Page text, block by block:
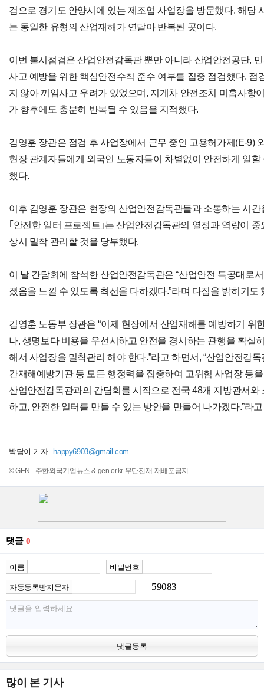
검으로 경기도 안양시에 있는 제조업 사업장을 방문했다. 해당
는 동일한 유형의 산업재해가 연달아 반복된 곳이다.
이번 불시점검은 산업안전감독관 뿐만 아니라 산업안전공단,
사고 예방을 위한 핵심안전수칙 준수 여부를 집중 점검했다. 점
지 않아 끼임사고 우려가 있었으며, 지게차 안전조치 미흡사항
가 향후에도 충분히 반복될 수 있음을 지적했다.
김영훈 장관은 점검 후 사업장에서 근무 중인 고용허가제(E-9)
현장 관계자들에게 외국인 노동자들이 차별없이 안전하게 일
했다.
이후 김영훈 장관은 현장의 산업안전감독관들과 소통하는 시
｢안전한 일터 프로젝트｣는 산업안전감독관의 열정과 역량이
상시 밀착 관리할 것을 당부했다.
이 날 간담회에 참석한 산업안전감독관은 “산업안전 특공대로
졌음을 느낄 수 있도록 최선을 다하겠다.”라며 다짐을 밝히기도
김영훈 노동부 장관은 “이제 현장에서 산업재해를 예방하기 위
나, 생명보다 비용을 우선시하고 안전을 경시하는 관행을 확실
해서 사업장을 밀착관리 해야 한다.”라고 하면서, “산업안전감
간재해예방기관 등 모든 행정력을 집중하여 고위험 사업장 등
산업안전감독관과의 간담회를 시작으로 전국 48개 지방관서
하고, 안전한 일터를 만들 수 있는 방안을 만들어 나가겠다.”라
박담이 기자 happy6903@gmail.com
© GEN - 주한외국기업뉴스 & gen.or.kr 무단전재-재배포금지
댓글 0
이름 비밀번호
자동등록방지문자 59083
댓글등록
많이 본 기사